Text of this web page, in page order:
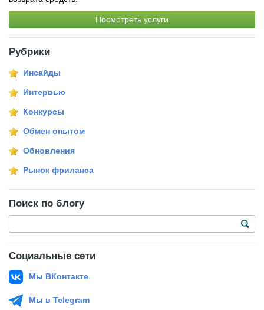
Посмотреть услуги
Рубрики
Инсайды
Интервью
Конкурсы
Обмен опытом
Обновления
Рынок фриланса
Поиск по блогу
Социальные сети
Мы ВКонтакте
Мы в Telegram